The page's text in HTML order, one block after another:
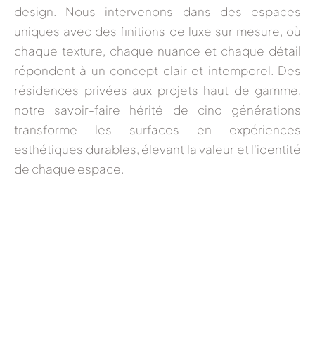
design. Nous intervenons dans des espaces
uniques avec des finitions de luxe sur mesure, où
chaque texture, chaque nuance et chaque détail
répondent à un concept clair et intemporel. Des
résidences privées aux projets haut de gamme,
notre savoir-faire hérité de cinq générations
transforme les surfaces en expériences
esthétiques durables, élevant la valeur et l'identité
de chaque espace.